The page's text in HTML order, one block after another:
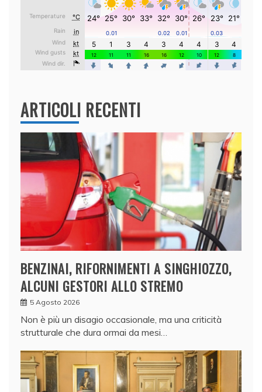
ARTICOLI RECENTI
BENZINAI, RIFORNIMENTI A SINGHIOZZO,
ALCUNI GESTORI ALLO STREMO
5 Agosto 2026
Non è più un disagio occasionale, ma una criticità
strutturale che dura ormai da mesi…